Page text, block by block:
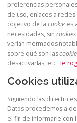
preferencias
de uso, enlaces a redes
objetivo de la cookie es
necesidades, sin cookies
verían mermados
sobre qué son las
desactivarlas, etc., le
Cookies
Siguiendo las
Datos procedemos a
el fin de informarle con